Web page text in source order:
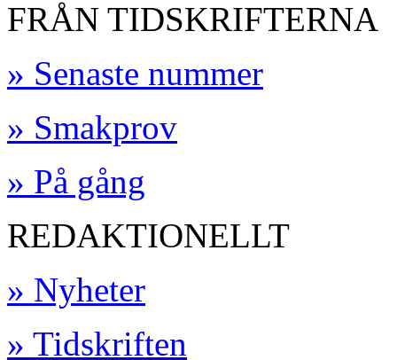
FRÅN TIDSKRIFTERNA
» Senaste nummer
» Smakprov
» På gång
REDAKTIONELLT
» Nyheter
» Tidskriften